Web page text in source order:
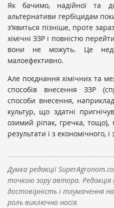
Як бачимо, надійної та
альтернативи гербіцидам
з’явиться пізніше, проте
хімічні ЗЗР і повністю
вони не можуть. Це
малоефективно.
Але поєднання хімічних та
способів внесення ЗЗР
способи внесення,
культур, що здатні
озимий ріпак, гречка, тощо),
результати і з економічного,
Думка редакції
точкою зору автора. Редакція
достовірність і тлумачення
роль виключно носія.